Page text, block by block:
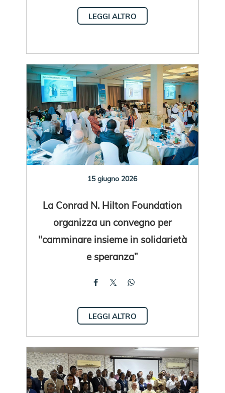
LEGGI ALTRO
15 giugno 2026
La Conrad N. Hilton Foundation
organizza un convegno per
"camminare insieme in solidarietà
e speranza”
LEGGI ALTRO